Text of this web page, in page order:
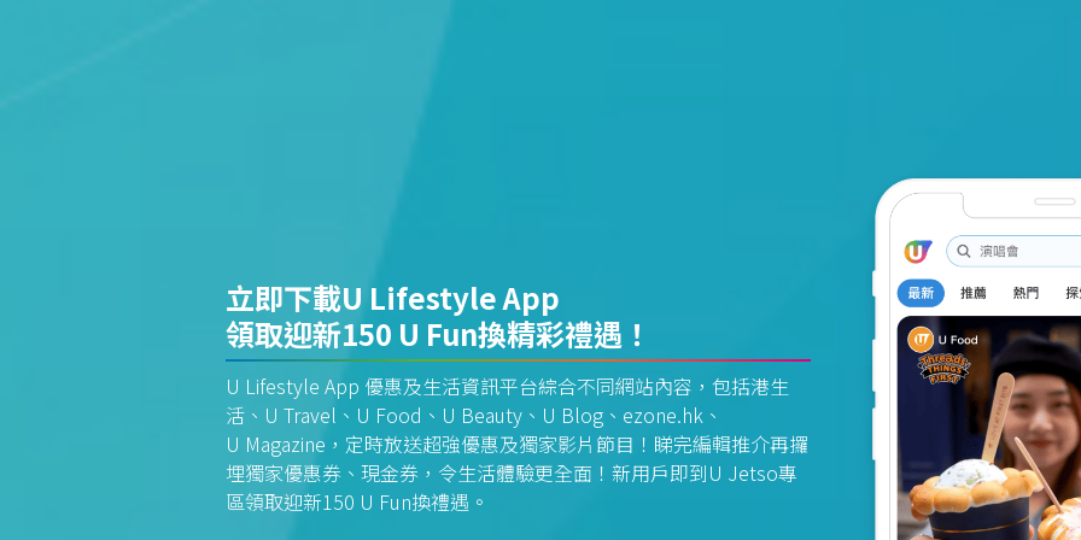
立即下載U Lifestyle App
領取迎新150 U Fun換精彩禮遇！
U Lifestyle App 優惠及生活資訊平台綜合不同網站內容，包括港生
活、U Travel、U Food、U Beauty、U Blog、ezone.hk、
U Magazine，定時放送超強優惠及獨家影片節目！睇完編輯推介再攞
埋獨家優惠券、現金券，令生活體驗更全面！新用戶即到U Jetso專
區領取迎新150 U Fun換禮遇。